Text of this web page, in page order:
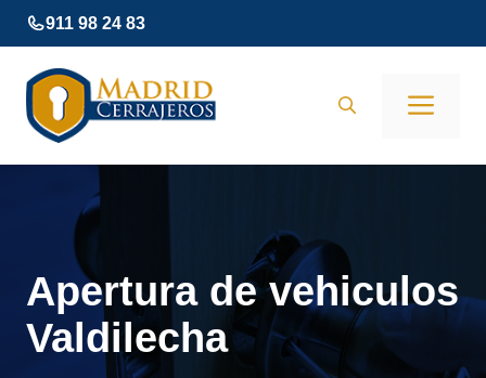
Saltar
al
contenido
911 98 24 83
Apertura de vehiculos
Valdilecha